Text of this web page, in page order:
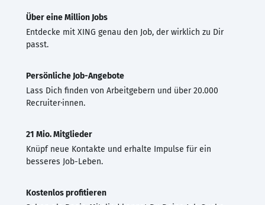
Über eine Million Jobs
Entdecke mit XING genau den Job, der wirklich zu Dir
passt.
Persönliche Job-Angebote
Lass Dich finden von Arbeitgebern und über 20.000
Recruiter·innen.
21 Mio. Mitglieder
Knüpf neue Kontakte und erhalte Impulse für ein
besseres Job-Leben.
Kostenlos profitieren